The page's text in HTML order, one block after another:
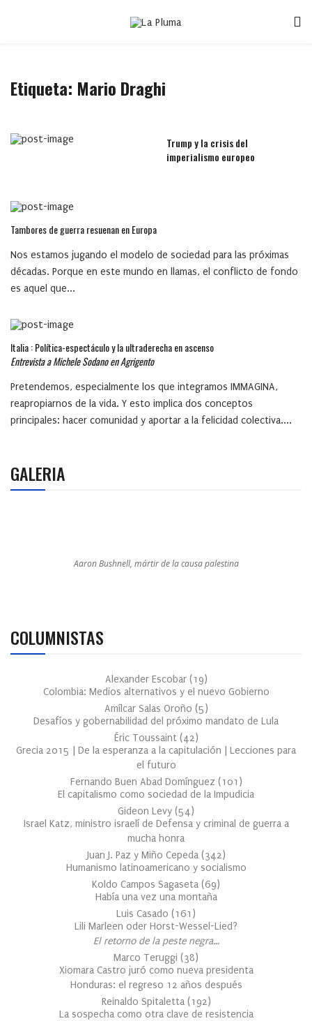
Etiqueta: Mario Draghi
Trump y la crisis del
imperialismo europeo
Tambores de guerra resuenan en Europa
Nos estamos jugando el modelo de sociedad para las próximas
décadas. Porque en este mundo en llamas, el conflicto de fondo
es aquel que...
Italia : Política-espectáculo y la ultraderecha en ascenso
Entrevista a Michele Sodano en Agrigento
Pretendemos, especialmente los que integramos IMMAGINA,
reapropiarnos de la vida. Y esto implica dos conceptos
principales: hacer comunidad y aportar a la felicidad colectiva....
GALERIA
Aaron Bushnell, mártir de la causa palestina
COLUMNISTAS
Alexander Escobar (19)
Colombia: Medios alternativos y el nuevo Gobierno
Amílcar Salas Oroño (5)
Desafíos y gobernabilidad del próximo mandato de Lula
Éric Toussaint (42)
Grecia 2015 | De la esperanza a la capitulación | Lecciones para
el futuro
Fernando Buen Abad Domínguez (101 )
El capitalismo como sociedad de la Impudicia
Gideon Levy (54)
Israel Katz, ministro israelí de Defensa y criminal de guerra a
mucha honra
Juan J. Paz y Miño Cepeda (342)
Humanismo latinoamericano y socialismo
Koldo Campos Sagaseta (69)
Había una vez una montaña
Luis Casado (161 )
Lili Marleen oder Horst-Wessel-Lied?
El retorno de la peste negra…
Marco Teruggi (38)
Xiomara Castro juró como nueva presidenta
Honduras: el regreso 12 años después
Reinaldo Spitaletta (192)
La sospecha como otra clave de resistencia